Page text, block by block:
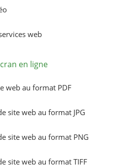
web
en ligne
web au format PDF
site web au format JPG
site web au format PNG
site web au format TIFF